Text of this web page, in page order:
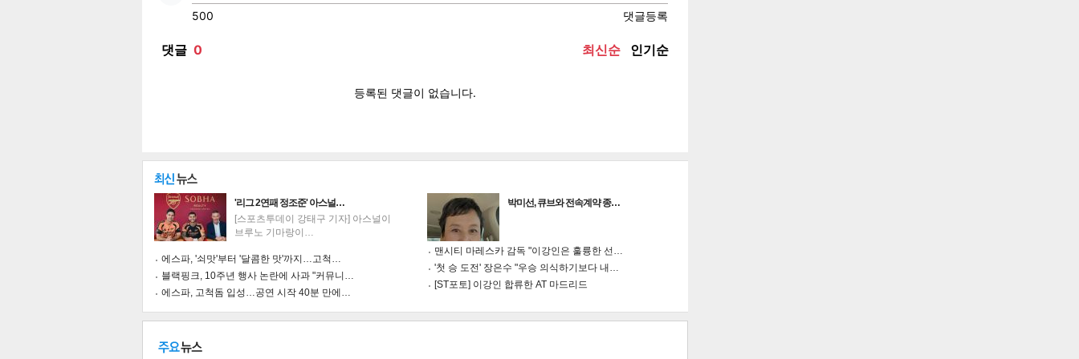
기
트위 카카 인쇄 목록
'리그 2연패 정조준' 아스널…
[스포츠투데이 강태구 기자] 아스널이
브루노 기마랑이…
에스파, '쇠맛'부터 '달콤한 맛'까지…고척…
블랙핑크, 10주년 행사 논란에 사과 "커뮤니…
에스파, 고척돔 입성…공연 시작 40분 만에…
박미선, 큐브와 전속계약 종…
맨시티 마레스카 감독 "이강인은 훌륭한 선…
'첫 승 도전' 장은수 "우승 의식하기보다 내…
[ST포토] 이강인 합류한 AT 마드리드